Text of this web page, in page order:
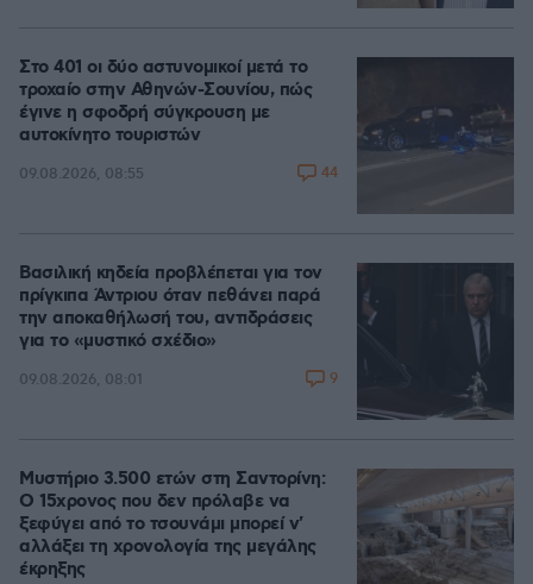
Στο 401 οι δύο αστυνομικοί μετά το
τροχαίο στην Αθηνών-Σουνίου, πώς
έγινε η σφοδρή σύγκρουση με
αυτοκίνητο τουριστών
09.08.2026, 08:55 44
Βασιλική κηδεία προβλέπεται για τον
πρίγκιπα Άντριου όταν πεθάνει παρά
την αποκαθήλωσή του, αντιδράσεις
για το «μυστικό σχέδιο»
09.08.2026, 08:01 9
Μυστήριο 3.500 ετών στη Σαντορίνη:
Ο 15χρονος που δεν πρόλαβε να
ξεφύγει από το τσουνάμι μπορεί ν'
αλλάξει τη χρονολογία της μεγάλης
έκρηξης